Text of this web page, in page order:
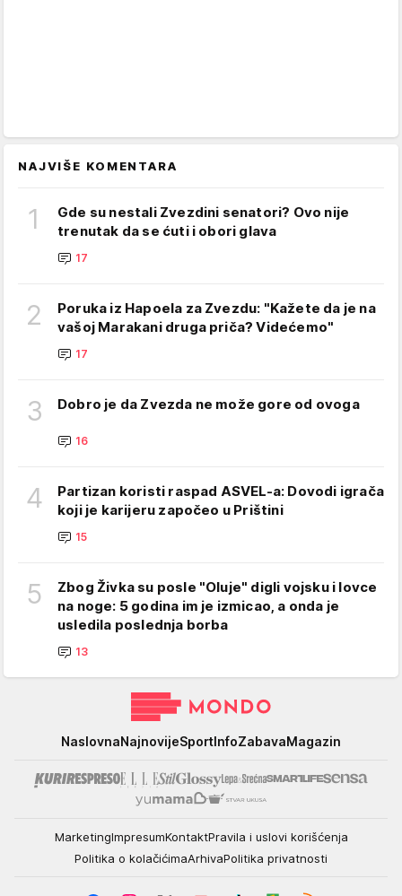
NAJVIŠE KOMENTARA
1
Gde su nestali Zvezdini senatori? Ovo nije
trenutak da se ćuti i obori glava
17
2
Poruka iz Hapoela za Zvezdu: "Kažete da je na
vašoj Marakani druga priča? Videćemo"
17
3 Dobro je da Zvezda ne može gore od ovoga
16
4
Partizan koristi raspad ASVEL-a: Dovodi igrača
koji je karijeru započeo u Prištini
15
5
Zbog Živka su posle "Oluje" digli vojsku i lovce
na noge: 5 godina im je izmicao, a onda je
usledila poslednja borba
13
NaslovnaNajnovijeSportInfoZabavaMagazin
MarketingImpresumKontaktPravila i uslovi korišćenja
Politika o kolačićimaArhivaPolitika privatnosti